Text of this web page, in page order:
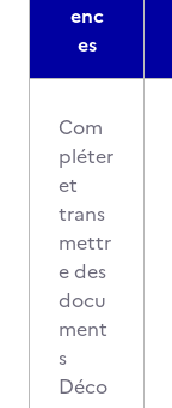
enc
es
Com
pléter
et
trans
mettr
e des
docu
ment
s
Déco